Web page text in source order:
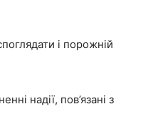
і порожній
надії, пов’язані з